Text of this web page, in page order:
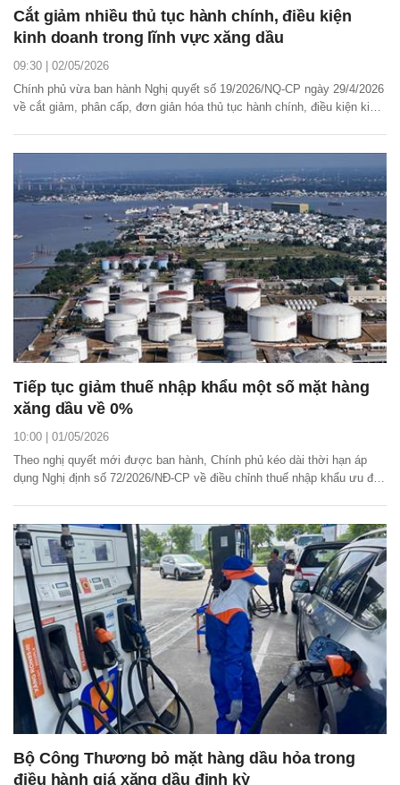
Cắt giảm nhiều thủ tục hành chính, điều kiện
kinh doanh trong lĩnh vực xăng dầu
09:30 | 02/05/2026
Chính phủ vừa ban hành Nghị quyết số 19/2026/NQ-CP ngày 29/4/2026
về cắt giảm, phân cấp, đơn giản hóa thủ tục hành chính, điều kiện kinh
Tiếp tục giảm thuế nhập khẩu một số mặt hàng
xăng dầu về 0%
10:00 | 01/05/2026
Theo nghị quyết mới được ban hành, Chính phủ kéo dài thời hạn áp
dụng Nghị định số 72/2026/NĐ-CP về điều chỉnh thuế nhập khẩu ưu đãi
Bộ Công Thương bỏ mặt hàng dầu hỏa trong
điều hành giá xăng dầu định kỳ